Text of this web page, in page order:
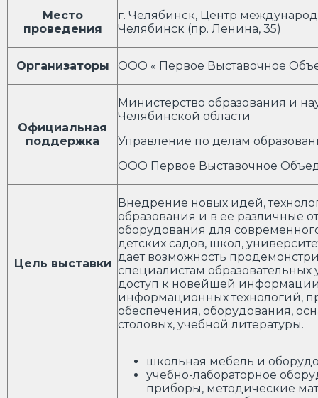
Место
проведения
г. Челябинск, Центр
Челябинск (пр. Ленина, 35)
Организаторы ООО « Первое Выставочное
Официальная
поддержка
Министерство образования и
Челябинской области
Управление по делам
ООО Первое Выставочное
Цель выставки
Внедрение новых идей,
образования и в ее различные
оборудования для
детских садов, школ,
дает возможность
специалистам
доступ к новейшей
информационных технологий,
обеспечения, оборудования,
столовых, учебной литературы.
школьная мебель и
учебно-лабораторное
приборы, методические